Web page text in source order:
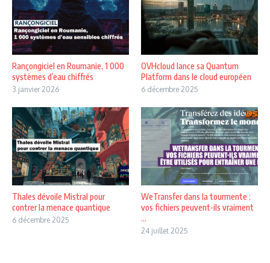
Rançongiciel en Roumanie, 1 000
systèmes d’eau chiffrés
3 janvier 2026
OVHcloud lance sa Quantum
Platform dans le cloud européen
6 décembre 2025
Thales dévoile Mistral pour
contrer la menace quantique
6 décembre 2025
WeTransfer dans la tourmente :
vos fichiers peuvent-ils vraiment
...
24 juillet 2025